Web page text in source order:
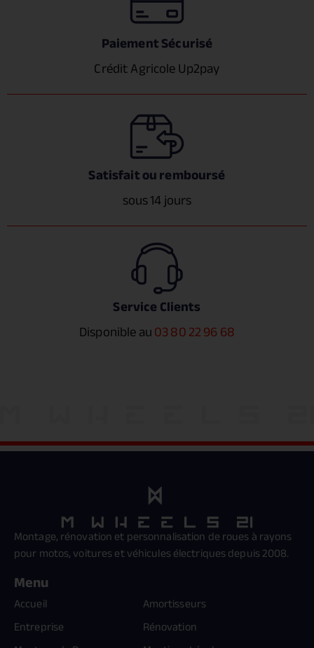
Paiement Sécurisé
Crédit Agricole Up2pay
Satisfait ou remboursé
sous 14 jours
Service Clients
Disponible au03 80 22 96 68
Montage, rénovation et personnalisation de roues à rayons
pour motos, voitures et véhicules électriques depuis 2008.
Menu
Accueil
Entreprise
Amortisseurs
Rénovation